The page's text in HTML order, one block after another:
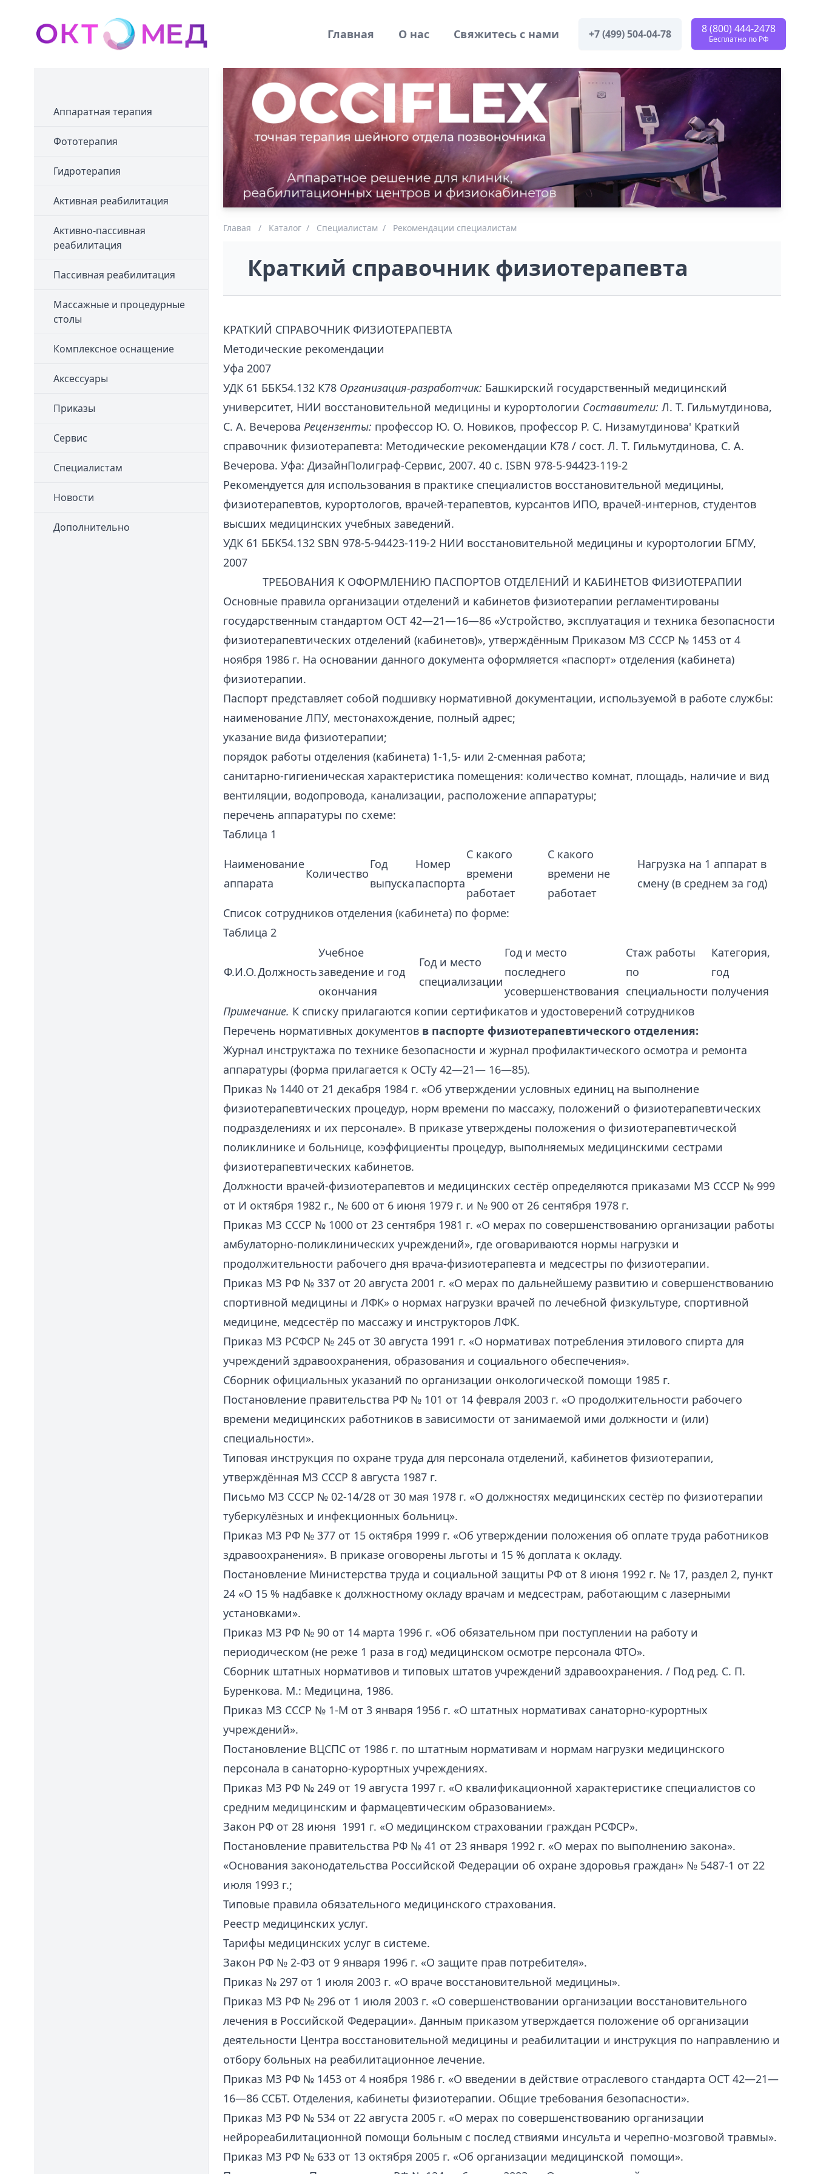
Главная О нас Свяжитесь с нами +7 (499) 504-04-78 8 (800) 444-2478
Бесплатно по РФ
Аппаратная терапия
Фототерапия
Гидротерапия
Активная реабилитация
Активно-пассивная
реабилитация
Пассивная реабилитация
Массажные и процедурные
столы
Комплексное оснащение
Аксессуары
Приказы
Сервис
Специалистам
Новости
Дополнительно
Главая / Каталог / Специалистам / Рекомендации специалистам
Краткий справочник физиотерапевта
КРАТКИЙ СПРАВОЧНИК ФИЗИОТЕРАПЕВТА
Методические рекомендации
Уфа 2007
УДК 61 ББК54.132 К78 Организация-разработчик: Башкирский государственный медицинский
университет, НИИ восстановительной медицины и курортологии Составители: Л. Т. Гильмутдинова,
С. А. Вечерова Рецензенты: профессор Ю. О. Новиков, профессор Р. С. Низамутдинова' Краткий
справочник физиотерапевта: Методические рекомендации К78 / сост. Л. Т. Гильмутдинова, С. А.
Вечерова. Уфа: ДизайнПолиграф-Сервис, 2007. 40 с. ISBN 978-5-94423-119-2
Рекомендуется для использования в практике специалистов восста­новительной медицины,
физиотерапевтов, курортологов, врачей-терапевтов, курсантов ИПО, врачей-интернов, студентов
высших медицинских учебных заведений.
УДК 61 ББК54.132 SBN 978-5-94423-119-2 НИИ восстановительной медицины и курортологии БГМУ,
2007
ТРЕБОВАНИЯ К ОФОРМЛЕНИЮ ПАСПОРТОВ ОТДЕЛЕНИЙ И КАБИНЕТОВ ФИЗИОТЕРАПИИ
Основные правила организации отделений и кабинетов физиотерапии регламентированы
государственным стандартом ОСТ 42—21—16—86 «Устройство, эксплуатация и техника безопасности
физиотерапевтических отделений (кабинетов)», утверждённым Приказом МЗ СССР № 1453 от 4
ноября 1986 г. На основании данного документа оформляется «паспорт» отделения (кабинета)
физиотерапии.
Паспорт представляет собой подшивку нормативной документации, используемой в работе службы:
наименование ЛПУ, местонахождение, полный адрес;
указание вида физиотерапии;
порядок работы отделения (кабинета) 1-1,5- или 2-сменная работа;
санитарно-гигиеническая характеристика помещения: количество комнат, площадь, наличие и вид
вентиляции, водопровода, канализации, расположение аппаратуры;
перечень аппаратуры по схеме:
Таблица 1
Наименование
аппарата
Количество
Год
выпуска
Номер
паспорта
С какого
времени
работает
С какого
времени не
работает
Нагрузка на 1 аппарат в
смену (в среднем за год)
Список сотрудников отделения (кабинета) по форме:
Таблица 2
Ф.И.О.Должность
Учебное
заведение и год
окончания
Год и место
специализации
Год и место
последнего
усовершенствования
Стаж работы
по
специальности
Категория,
год
получения
Примечание. К списку прилагаются копии сертификатов и удостоверений сотрудников
Перечень нормативных документов в паспорте физиотерапевтического отделения:
Журнал инструктажа по технике безопасности и журнал профилактического осмотра и ремонта
аппаратуры (форма прилагается к ОСТу 42—21— 16—85).
Приказ № 1440 от 21 декабря 1984 г. «Об утверждении условных единиц на выполнение
физиотерапевтических процедур, норм времени по массажу, положений о физиотерапевтических
подразделениях и их персонале». В приказе утверждены положения о физиотерапевтической
поликлинике и больнице, коэффициенты процедур, выполняемых медицинскими сестрами
физиотерапевтических кабинетов.
Должности врачей-физиотерапевтов и медицинских сестёр определяются приказами МЗ СССР № 999
от И октября 1982 г., № 600 от 6 июня 1979 г. и № 900 от 26 сентября 1978 г.
Приказ МЗ СССР № 1000 от 23 сентября 1981 г. «О мерах по совершенствованию организации работы
амбулаторно-поликлинических учреждений», где оговариваются нормы нагрузки и
продолжительности рабочего дня врача-физиотерапевта и медсестры по физиотерапии.
Приказ МЗ РФ № 337 от 20 августа 2001 г. «О мерах по дальнейшему развитию и совершенствованию
спортивной медицины и ЛФК» о нормах нагрузки врачей по лечебной физкультуре, спортивной
медицине, медсестёр по массажу и инструкторов ЛФК.
Приказ МЗ РСФСР № 245 от 30 августа 1991 г. «О нормативах потребления этилового спирта для
учреждений здравоохранения, образования и социального обеспечения».
Сборник официальных указаний по организации онкологической помощи 1985 г.
Постановление правительства РФ № 101 от 14 февраля 2003 г. «О продолжительности рабочего
времени медицинских работников в зависимости от занимаемой ими должности и (или)
специальности».
Типовая инструкция по охране труда для персонала отделений, кабинетов физиотерапии,
утверждённая МЗ СССР 8 августа 1987 г.
Письмо МЗ СССР № 02-14/28 от 30 мая 1978 г. «О должностях медицинских сестёр по физиотерапии
туберкулёзных и инфекционных больниц».
Приказ МЗ РФ № 377 от 15 октября 1999 г. «Об утверждении положения об оплате труда работников
здравоохранения». В приказе оговорены льготы и 15 % доплата к окладу.
Постановление Министерства труда и социальной защиты РФ от 8 июня 1992 г. № 17, раздел 2, пункт
24 «О 15 % надбавке к должностному окладу врачам и медсестрам, работающим с лазерными
установками».
Приказ МЗ РФ № 90 от 14 марта 1996 г. «Об обязательном при поступлении на работу и
периодическом (не реже 1 раза в год) медицинском осмотре персонала ФТО».
Сборник штатных нормативов и типовых штатов учреждений здравоохранения. / Под ред. С. П.
Буренкова. М.: Медицина, 1986.
Приказ МЗ СССР № 1-М от 3 января 1956 г. «О штатных нормативах санаторно-курортных
учреждений».
Постановление ВЦСПС от 1986 г. по штатным нормативам и нормам нагрузки медицинского
персонала в санаторно-курортных учреждениях.
Приказ МЗ РФ № 249 от 19 августа 1997 г. «О квалификационной характеристике специалистов со
средним медицинским и фармацевтическим образованием».
Закон РФ от 28 июня 1991 г. «О медицинском страховании граждан РСФСР».
Постановление правительства РФ № 41 от 23 января 1992 г. «О мерах по выполнению закона».
«Основания законодательства Российской Федерации об охране здоровья граждан» № 5487-1 от 22
июля 1993 г.;
Типовые правила обязательного медицинского страхования.
Реестр медицинских услуг.
Тарифы медицинских услуг в системе.
Закон РФ № 2-ФЗ от 9 января 1996 г. «О защите прав потребителя».
Приказ № 297 от 1 июля 2003 г. «О враче восстановительной медицины».
Приказ МЗ РФ № 296 от 1 июля 2003 г. «О совершенствовании организации восстановительного
лечения в Российской Федерации». Данным приказом утверждается положение об организации
деятельности Центра восстановительной медицины и реабилитации и инструкция по направлению и
отбору больных на реабилитационное лечение.
Приказ МЗ РФ № 1453 от 4 ноября 1986 г. «О введении в действие отраслевого стандарта ОСТ 42—21—
16—86 ССБТ. Отделения, кабинеты физиотерапии. Общие требования безопасности».
Приказ МЗ РФ № 534 от 22 августа 2005 г. «О мерах по совершенствованию организации
нейрореабилитационной помощи больным с послед ствиями инсульта и черепно-мозговой травмы».
Приказ МЗ РФ № 633 от 13 октября 2005 г. «Об организации медицинской помощи».